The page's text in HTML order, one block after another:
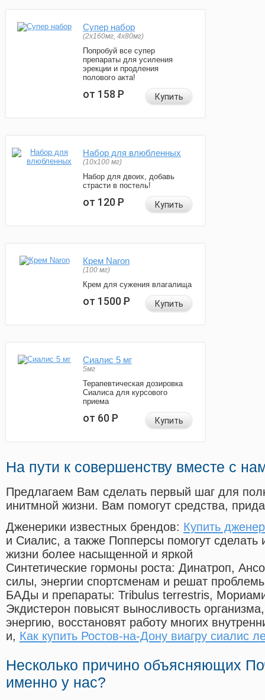
Супер набор
(2х160мг, 4х80мг)
Попробуй все супер
препараты для усиления
эрекции и продления
полового акта!
от 158Р Купить
Набор для влюбленных
(10х100 мг)
Набор для двоих, добавь
страсти в постель!
от 120Р Купить
Крем Naron
(100 мг)
Крем для сужения влагалища
от 1500Р Купить
Сиалис 5 мг
5мг
Терапевтическая дозировка
Сиалиса для курсового
приема
от 60Р Купить
На пути к совершенству вместе с
Предлагаем Вам сделать первый шаг для
инитмной жизни. Вам помогут средства,
Дженерики известных брендов: Купить
и Сиалис, а также Попперсы помогут
жизни более насыщенной и яркой
Синтетические гормоны роста: Динатроп,
силы, энергии спортсменам и решат
БАДы и препараты: Tribulus terrestris,
Экдистерон повысят выносливость
энергию, восстановят работу многих
и, Как купить Ростов-на-Дону виагру сиалис
Несколько причино объясняющих
именно у нас?